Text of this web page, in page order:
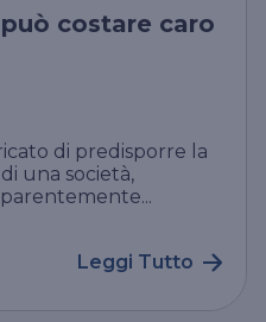
costare caro
di predisporre la
una società,
Leggi Tutto